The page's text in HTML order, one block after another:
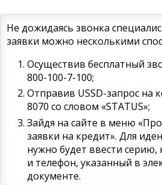
Не дожидаясь звонка
заявки можно несколькими
Осуществив бесплатный
800-100-7-100;
Отправив USSD-запрос на
8070 со словом «STATUS»;
Зайдя на сайте в меню
заявки на кредит». Для
нужно будет ввести серию,
и телефон, указанный в
документе.